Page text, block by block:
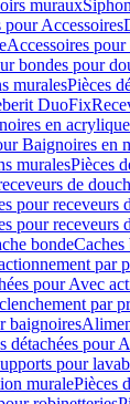
muraux
pour Accessoires
Accessoires
bondes pour
muralesPièces
DuoFix
en
Baignoires en
muralesPièces
de
pour receveurs
pour receveurs
bondeCaches
par
pour Avec
par
baignoires
détachées pour
pour
muralePièces